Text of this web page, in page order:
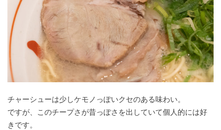
チャーシューは少しケモノっぽいクセのある味わい。
ですが、このチープさが昔っぽさを出していて個人的には好
きです。